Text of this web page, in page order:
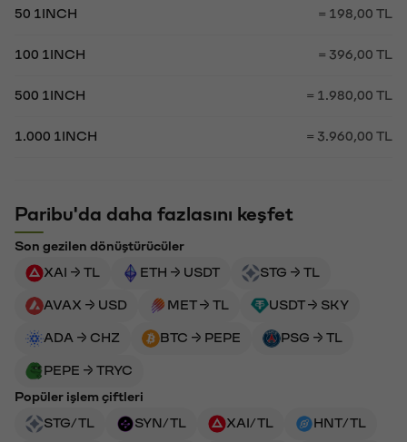
50 1INCH = 198,00 TL
100 1INCH = 396,00 TL
500 1INCH = 1.980,00 TL
1.000 1INCH = 3.960,00 TL
Paribu'da daha fazlasını keşfet
Son gezilen dönüştürücüler
XAI → TL
ETH → USDT STG → TL
AVAX → USD MET → TL USDT → SKY
ADA → CHZ BTC → PEPE PSG → TL
PEPE → TRYC
Popüler işlem çiftleri
STG/TL
SYN/TL XAI/TL HNT/TL